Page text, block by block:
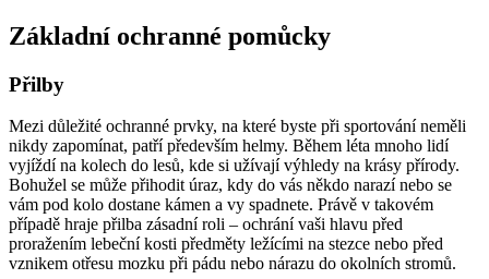
Základní ochranné pomůcky
Přilby
Mezi důležité ochranné prvky, na které byste při sportování neměli
nikdy zapomínat, patří především helmy. Během léta mnoho lidí
vyjíždí na kolech do lesů, kde si užívají výhledy na krásy přírody.
Bohužel se může přihodit úraz, kdy do vás někdo narazí nebo se
vám pod kolo dostane kámen a vy spadnete. Právě v takovém
případě hraje přilba zásadní roli – ochrání vaši hlavu před
proražením lebeční kosti předměty ležícími na stezce nebo před
vznikem otřesu mozku při pádu nebo nárazu do okolních stromů.